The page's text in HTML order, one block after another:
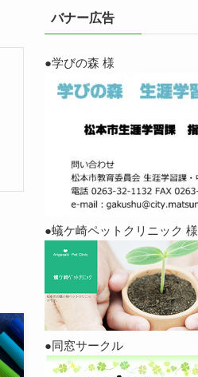
バナー広告
●学びの森 様
●蟻ケ崎ペットクリニック 様
●同窓サークル